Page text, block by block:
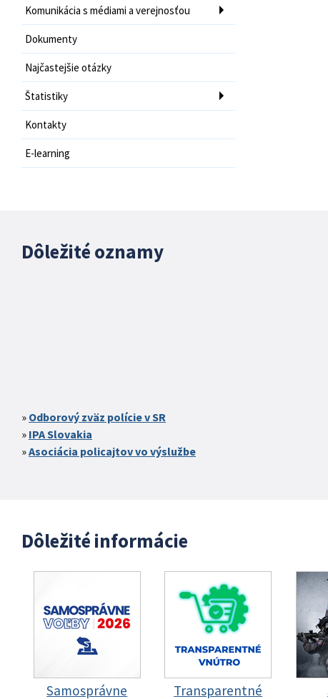
Komunikácia s médiami a verejnosťou
Dokumenty
Najčastejšie otázky
Štatistiky
Kontakty
E-learning
Dôležité oznamy
Odborový zväz polície v SR
IPA Slovakia
Asociácia policajtov vo výslužbe
Dôležité informácie
Samosprávne
Transparentné